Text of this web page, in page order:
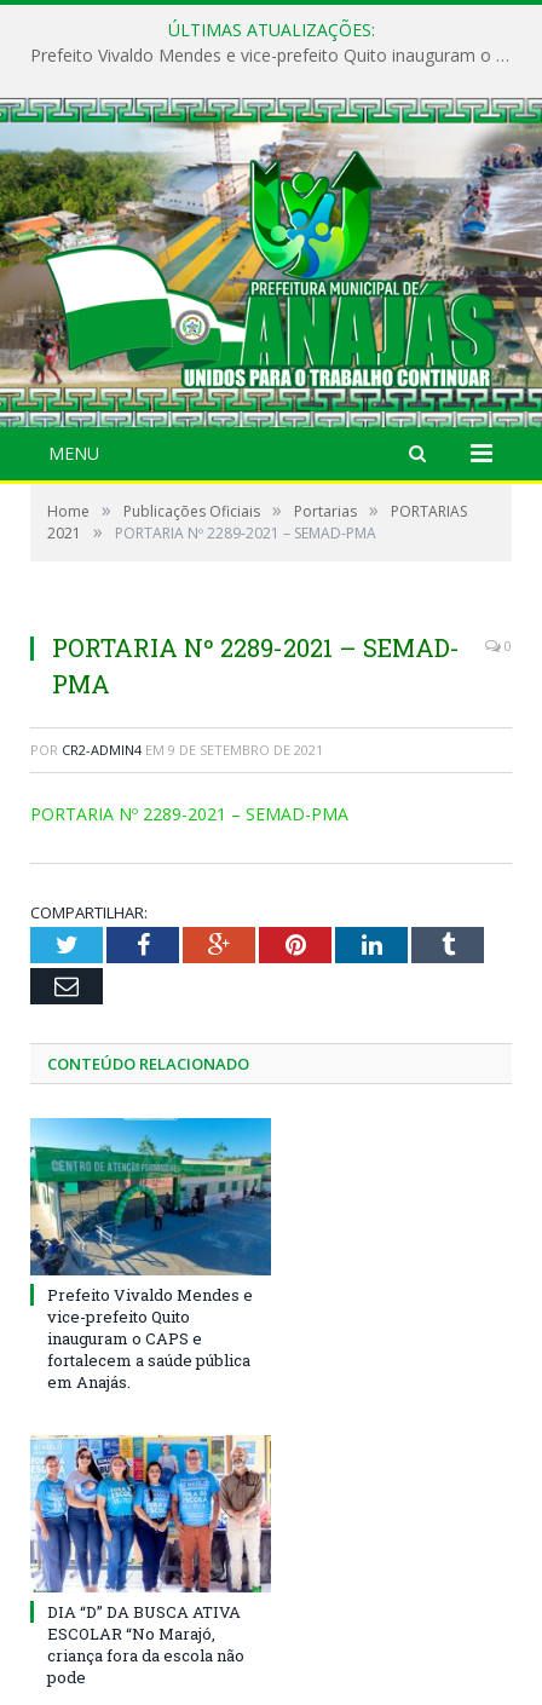
ÚLTIMAS ATUALIZAÇÕES:
Prefeito Vivaldo Mendes e vice-prefeito Quito inauguram o CAPS e fortalecem a saúde pública em Anajás.
MENU
Home » Publicações Oficiais » Portarias »
PORTARIAS
2021
» PORTARIA Nº 2289-2021 – SEMAD-PMA
PORTARIA Nº 2289-2021 – SEMAD-
PMA
0
POR CR2-ADMIN4 EM 9 DE SETEMBRO DE 2021
PORTARIA Nº 2289-2021 – SEMAD-PMA
COMPARTILHAR:
TwitterFacebookGoogle+PinterestLinkedInTumblr
Email
CONTEÚDO RELACIONADO
Prefeito Vivaldo Mendes e
vice-prefeito Quito
inauguram o CAPS e
fortalecem a saúde pública
em Anajás.
DIA “D” DA BUSCA ATIVA
ESCOLAR “No Marajó,
criança fora da escola não
pode